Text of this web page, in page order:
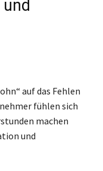
auf das Fehlen
fühlen sich
machen
und